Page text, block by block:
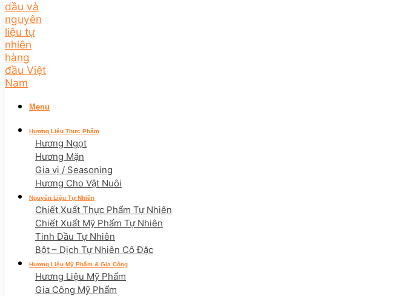
Menu
Hương Liệu Thực Phẩm
Hương Ngọt
Hương Mặn
Gia vị / Seasoning
Hương Cho Vật Nuôi
Nguyên Liệu Tự Nhiên
Chiết Xuất Thực Phẩm Tự Nhiên
Chiết Xuất Mỹ Phẩm Tự Nhiên
Tinh Dầu Tự Nhiên
Bột – Dịch Tự Nhiên Cô Đặc
Hương Liệu Mỹ Phẩm & Gia Công
Hương Liệu Mỹ Phẩm
Gia Công Mỹ Phẩm